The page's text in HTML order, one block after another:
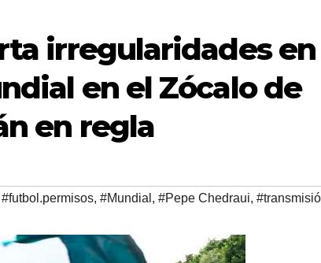
irregularidades en
en el Zócalo de
en regla
#futbol.permisos, #Mundial , #Pepe Chedraui,